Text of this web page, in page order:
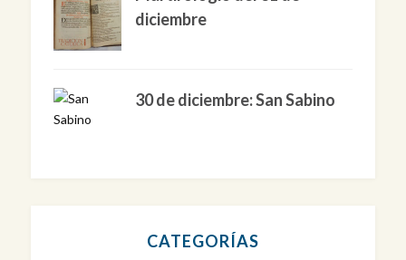
diciembre
30 de diciembre: San Sabino
CATEGORÍAS